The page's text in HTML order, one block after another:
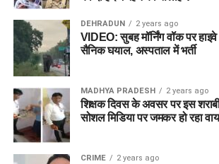
DEHRADUN 2 years ago
VIDEO: सुबह मॉर्निंग वॉक पर हाइवे
सैनिक घयाल, अस्पताल में भर्ती
MADHYA PRADESH 2 years ago
शिक्षक दिवस के अवसर पर इस
सोशल मिडिया पर जमकर हो रहा
CRIME 2 years ago